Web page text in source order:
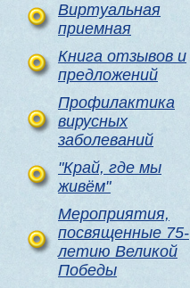
Виртуальная
приемная
Книга отзывов и
предложений
Профилактика
вирусных
заболеваний
"Край, где мы
живём"
Мероприятия,
посвященные 75-
летию Великой
Победы